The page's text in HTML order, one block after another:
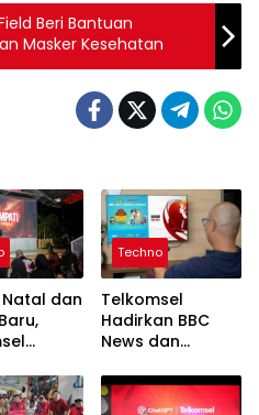
Beri Bantuan
Masker Kesehatan
dan
“Nonton
Techno
Telkomsel
Hadirkan BBC
News dan
IndiHome TV
Mulai Desember